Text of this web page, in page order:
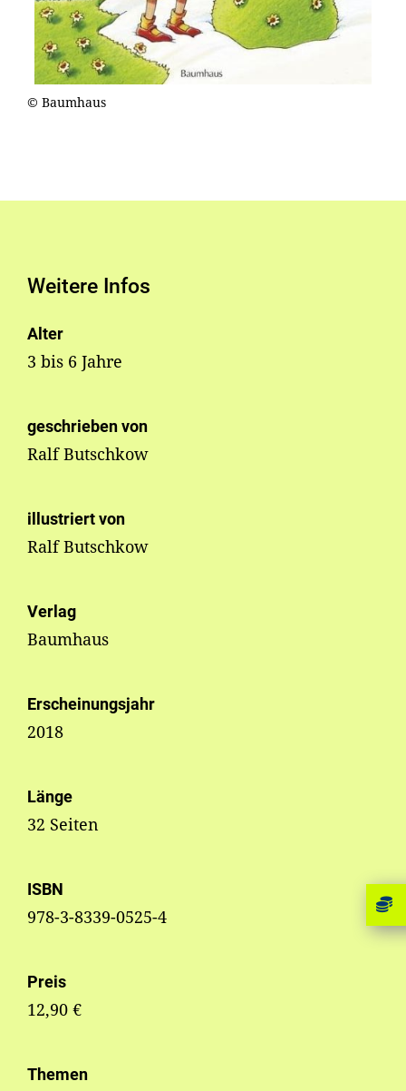
© Baumhaus
Weitere Infos
Alter
3 bis 6 Jahre
geschrieben von
Ralf Butschkow
illustriert von
Ralf Butschkow
Verlag
Baumhaus
Erscheinungsjahr
2018
Länge
32 Seiten
ISBN
978-3-8339-0525-4
Preis
12,90 €
Themen